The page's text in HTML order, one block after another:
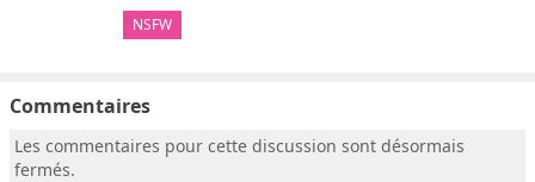
NSFW
Commentaires
Les commentaires pour cette discussion sont désormais
fermés.